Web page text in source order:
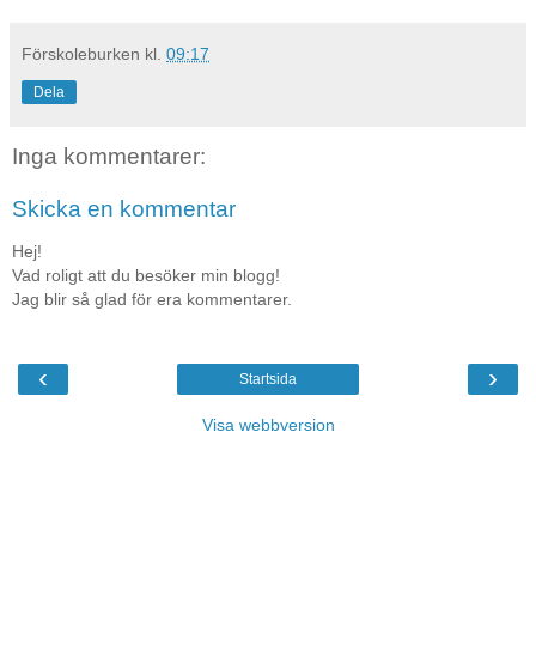
Förskoleburken kl. 09:17
Dela
Inga kommentarer:
Skicka en kommentar
Hej!
Vad roligt att du besöker min blogg!
Jag blir så glad för era kommentarer.
‹ ›
Startsida
Visa webbversion